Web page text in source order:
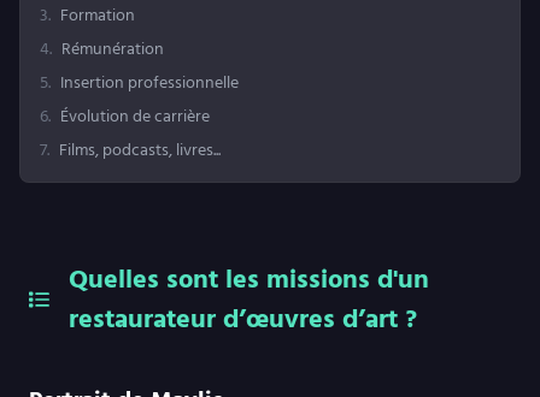
3. Formation
4. Rémunération
5. Insertion professionnelle
6. Évolution de carrière
7. Films, podcasts, livres...
Quelles sont les missions d'un
restaurateur d’œuvres d’art ?